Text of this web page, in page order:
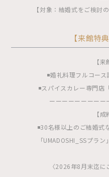
【対象：結婚式をご検討
【来館特
【来
◾️婚礼料理フルコー
◾️スパイスカレー専門
ーーーーーーーーー
【成
◾️30名様以上のご結婚
「UMADOSHI_SSプラ
〈2026年8月末迄に